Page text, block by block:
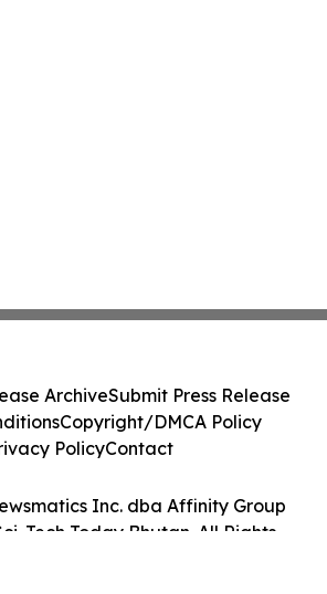
Inc. dba Affinity Group
Tech Today Bhutan. All Rights
ArchiveSubmit Press Release
Copyright/DMCA Policy
PolicyContact